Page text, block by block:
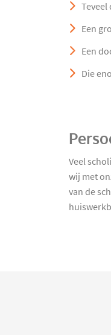
Teveel
Een
Een
Die
Veel
wij met
van de